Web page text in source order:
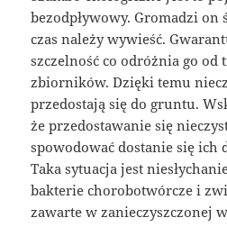
bezodpływowy. Gromadzi on
czas należy wywieść.
szczelność co odróżnia go od
zbiorników. Dzięki temu
przedostają się do gruntu.
że przedostawanie się
spowodować dostanie się ich
Taka sytuacja jest
bakterie chorobotwórcze i
zawarte w zanieczyszczonej